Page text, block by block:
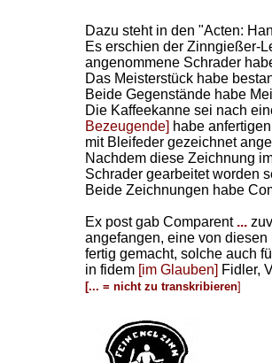
Dazu steht in den "Acten:
Es erschien der Zinngießer-
angenommene Schrader
Das Meisterstück habe
Beide Gegenstände habe
Die Kaffeekanne sei nach
Bezeugende] habe
mit Bleifeder gezeichnet
Nachdem diese Zeichnung
Schrader gearbeitet worden
Beide Zeichnungen habe
Ex post gab Comparent ...
angefangen, eine von
fertig gemacht, solche auch
in fidem [im Glauben] Fidler,
[... = nicht zu transkribieren]